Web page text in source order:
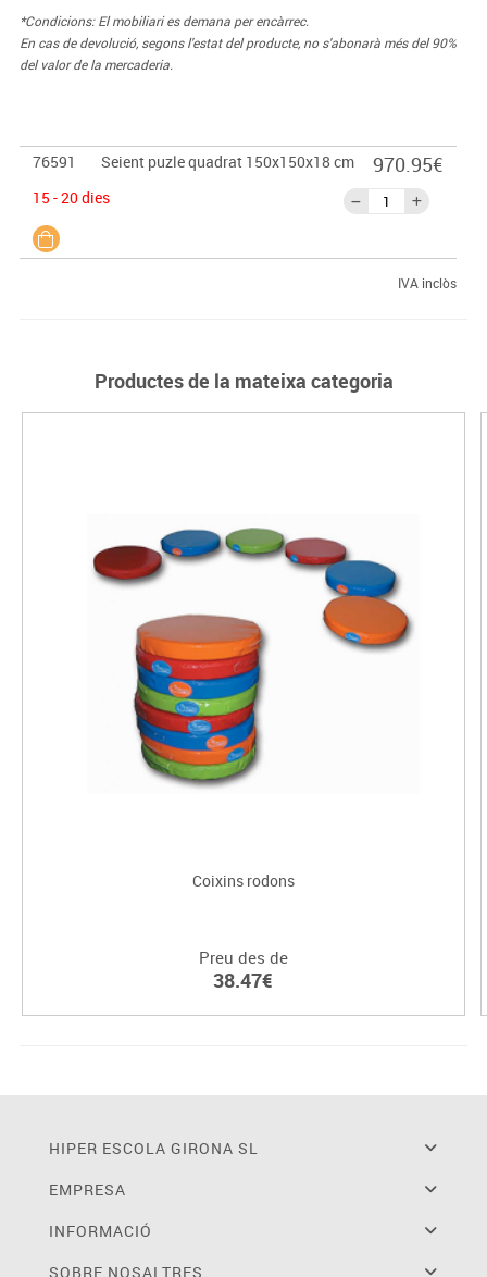
*Condicions: El mobiliari es demana per encàrrec.
En cas de devolució, segons l'estat del producte, no s'abonarà més del 90%
del valor de la mercaderia.
76591
Seient puzle quadrat 150x150x18 cm
15 - 20 dies
970.95€
IVA inclòs
Productes de la mateixa categoria
Coixins rodons
Preu des de
38.47€
HIPER ESCOLA GIRONA SL
EMPRESA
INFORMACIÓ
SOBRE NOSALTRES